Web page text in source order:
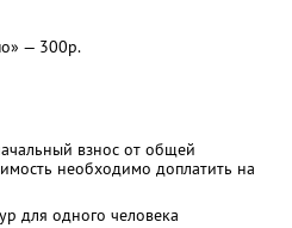
— 300р.
взнос от общей
необходимо доплатить на
для одного человека